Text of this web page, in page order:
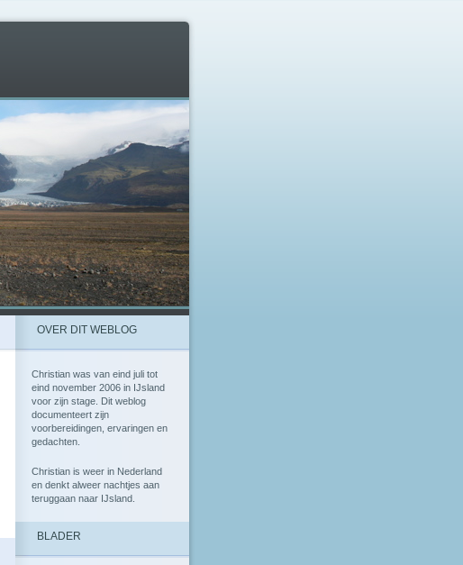
OVER DIT WEBLOG
Christian was van eind juli tot
eind november 2006 in IJsland
voor zijn stage. Dit weblog
documenteert zijn
voorbereidingen, ervaringen en
gedachten.
Christian is weer in Nederland
en denkt alweer nachtjes aan
teruggaan naar IJsland.
BLADER